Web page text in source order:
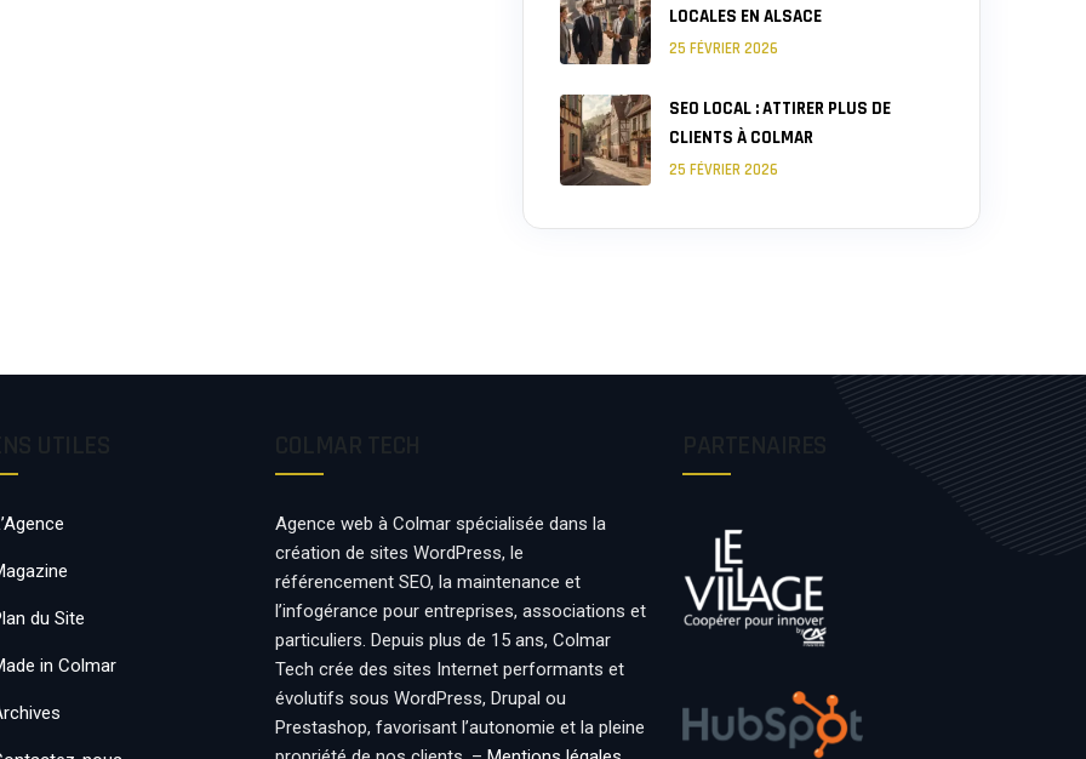
LOCALES EN ALSACE
25 FÉVRIER 2026
SEO LOCAL : ATTIRER PLUS DE
CLIENTS À COLMAR
25 FÉVRIER 2026
du Site
in Colmar
Agence web à Colmar spécialisée dans la
création de sites WordPress, le
référencement SEO, la maintenance et
l’infogérance pour entreprises, associations et
particuliers. Depuis plus de 15 ans, Colmar
Tech crée des sites Internet performants et
évolutifs sous WordPress, Drupal ou
Prestashop, favorisant l’autonomie et la pleine